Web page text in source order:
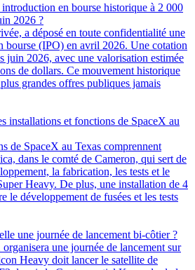
en bourse historique à 2 000
2026 ?
a déposé en toute confidentialité une
bourse (IPO) en avril 2026. Une cotation
juin 2026, avec une valorisation estimée
de dollars. Ce mouvement historique
grandes offres publiques jamais
installations et fonctions de SpaceX au
de SpaceX au Texas comprennent
dans le comté de Cameron, qui sert de
la fabrication, les tests et le
Heavy. De plus, une installation de 4
le développement de fusées et les tests
une journée de lancement bi-côtier ?
une journée de lancement sur
Heavy doit lancer le satellite de